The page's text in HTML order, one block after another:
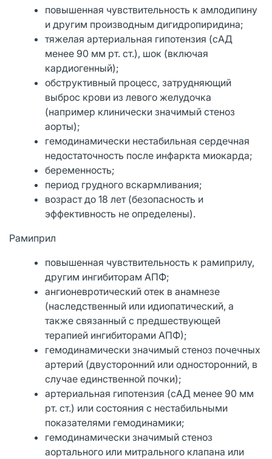
повышенная чувствительность к амлодипину
и другим производным дигидропиридина;
тяжелая артериальная гипотензия (сАД
менее 90 мм рт. ст.), шок (включая
кардиогенный);
обструктивный процесс, затрудняющий
выброс крови из левого желудочка
(например клинически значимый стеноз
аорты);
гемодинамически нестабильная сердечная
недостаточность после инфаркта миокарда;
беременность;
период грудного вскармливания;
возраст до 18 лет (безопасность и
эффективность не определены).
Рамиприл
повышенная чувствительность к рамиприлу,
другим ингибиторам АПФ;
ангионевротический отек в анамнезе
(наследственный или идиопатический, а
также связанный с предшествующей
терапией ингибиторами АПФ);
гемодинамически значимый стеноз почечных
артерий (двусторонний или односторонний, в
случае единственной почки);
артериальная гипотензия (сАД менее 90 мм
рт. ст.) или состояния с нестабильными
показателями гемодинамики;
гемодинамически значимый стеноз
аортального или митрального клапана или